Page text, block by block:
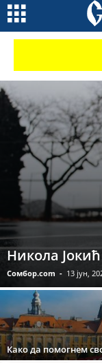
Никола
Сомбор.com - 13 јун,
Како да помогнем